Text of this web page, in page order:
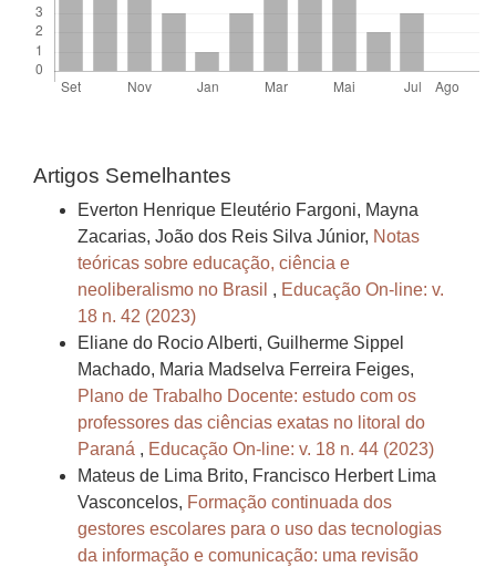
Artigos Semelhantes
Everton Henrique Eleutério Fargoni, Mayna
Zacarias, João dos Reis Silva Júnior, Notas
teóricas sobre educação, ciência e
neoliberalismo no Brasil , Educação On-line: v.
18 n. 42 (2023)
Eliane do Rocio Alberti, Guilherme Sippel
Machado, Maria Madselva Ferreira Feiges,
Plano de Trabalho Docente: estudo com os
professores das ciências exatas no litoral do
Paraná , Educação On-line: v. 18 n. 44 (2023)
Mateus de Lima Brito, Francisco Herbert Lima
Vasconcelos, Formação continuada dos
gestores escolares para o uso das tecnologias
da informação e comunicação: uma revisão